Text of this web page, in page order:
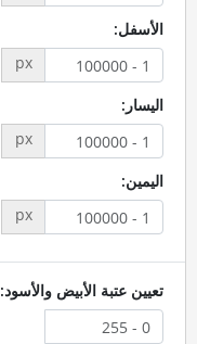
الأسفل:
px
اليسار:
px
اليمين:
px
تعيين عتبة الأبيض والأسود: